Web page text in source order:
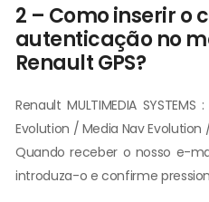
2 – Como inserir o
autenticação no
Renault GPS?
Renault MULTIMEDIA
Evolution / Media Nav Evolution
Quando receber o nosso e-
introduza-o e confirme